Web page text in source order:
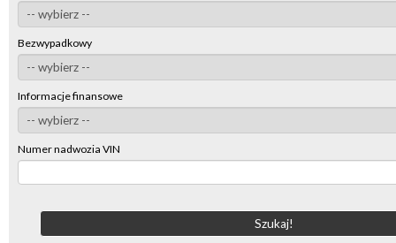
Bezwypadkowy
Informacje finansowe
Numer nadwozia VIN